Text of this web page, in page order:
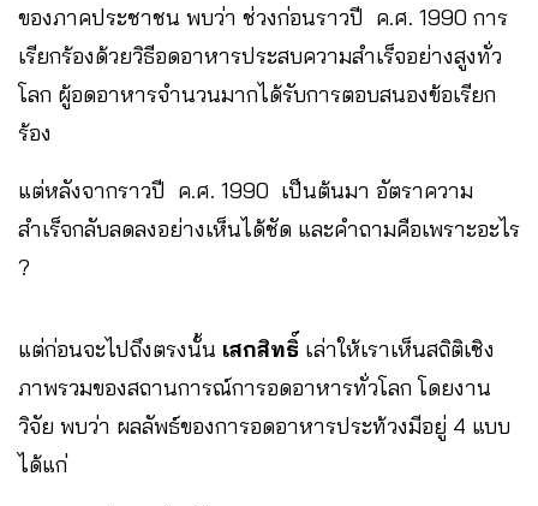
ของภาคประชาชน พบว่า ช่วงก่อนราวปี ค.ศ. 1990 การ
เรียกร้องด้วยวิธีอดอาหารประสบความสำเร็จอย่างสูงทั่ว
โลก ผู้อดอาหารจำนวนมากได้รับการตอบสนองข้อเรียก
ร้อง
แต่หลังจากราวปี ค.ศ. 1990 เป็นต้นมา อัตราความ
สำเร็จกลับลดลงอย่างเห็นได้ชัด และคำถามคือเพราะอะไร
?
แต่ก่อนจะไปถึงตรงนั้น เสกสิทธิ์ เล่าให้เราเห็นสถิติเชิง
ภาพรวมของสถานการณ์การอดอาหารทั่วโลก โดยงาน
วิจัย พบว่า ผลลัพธ์ของการอดอาหารประท้วงมีอยู่ 4 แบบ
ได้แก่